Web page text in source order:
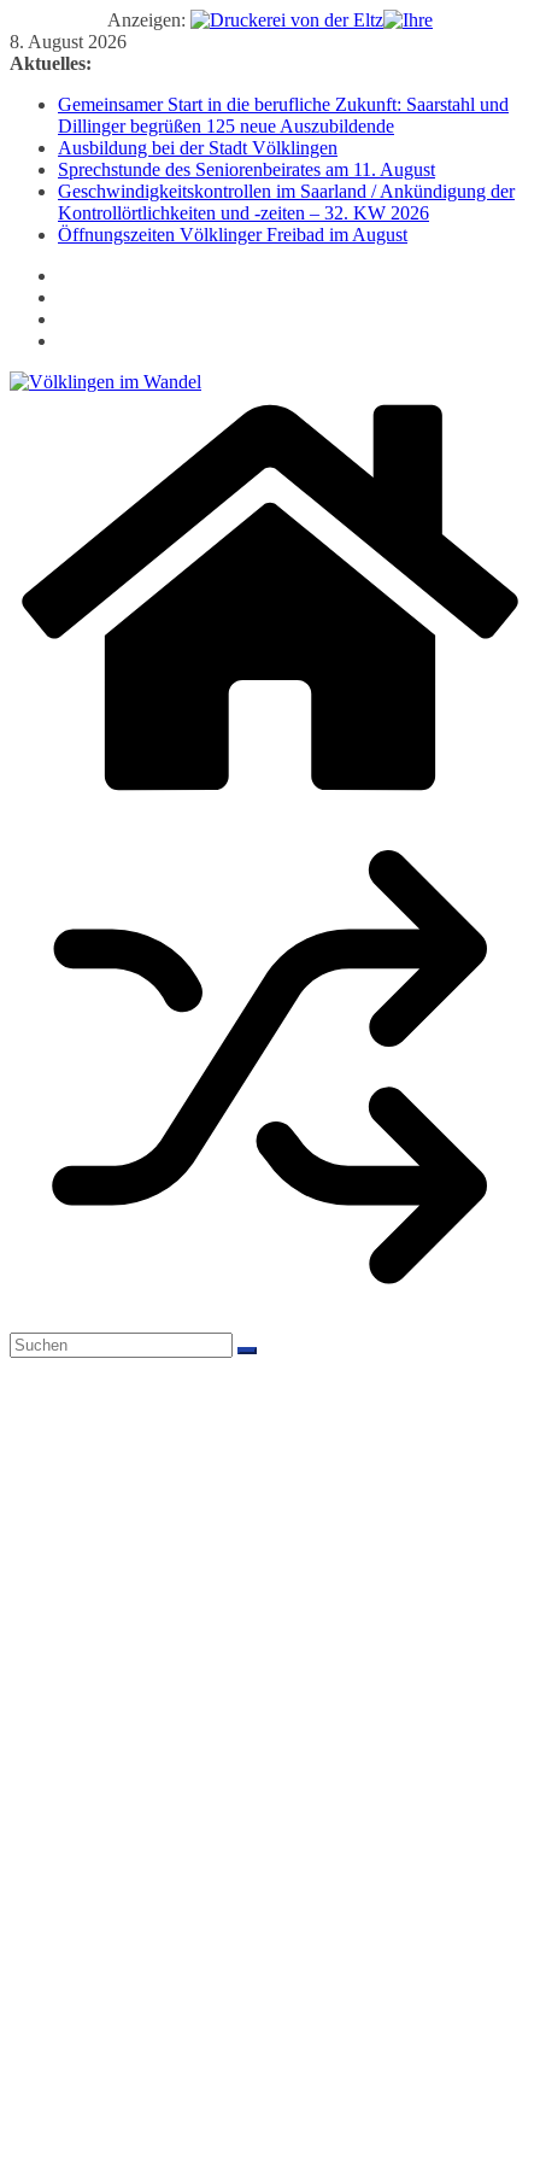
Anzeigen:
Zum
Inhalt
8. August 2026
Aktuelles:
Gemeinsamer Start in die berufliche Zukunft: Saarstahl und
Dillinger begrüßen 125 neue Auszubildende
Ausbildung bei der Stadt Völklingen
Sprechstunde des Seniorenbeirates am 11. August
Geschwindigkeitskontrollen im Saarland / Ankündigung der
Kontrollörtlichkeiten und -zeiten – 32. KW 2026
Öffnungszeiten Völklinger Freibad im August